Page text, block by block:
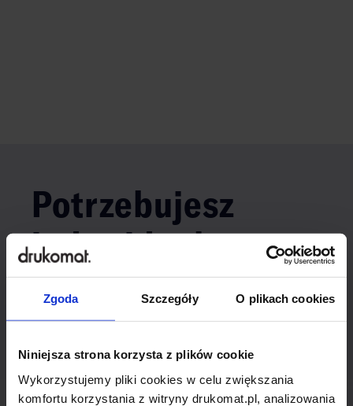
Zgoda Szczegóły O plikach cookies
Niniejsza strona korzysta z plików cookie
Wykorzystujemy pliki cookies w celu zwiększania
komfortu korzystania z witryny drukomat.pl, analizowania
Potrzebujesz
indywidualnego
rozwiązania?
Odezwij się do nas, aby omówić
Skontaktuj się